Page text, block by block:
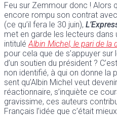
Feu sur Zemmour donc ! Alors
encore rompu son contrat avec
(ce qu’il fera le 30 juin),
met en garde les lecteurs
intituléAlbin Michel, le pari de la
pour cela que de s’appuyer
d’un soutien du président ?
non identifié, à qui on donne la
sent qu’Albin Michel veut
réactionnaire, s’inquiète ce
gravissime, ces auteurs
Français l’idée que c’était